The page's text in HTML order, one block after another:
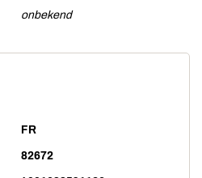
onbekend
FR
82672